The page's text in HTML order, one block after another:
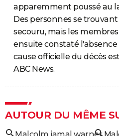
apparemment poussé au
Des personnes se
secouru, mais les
ensuite constaté l'absence
cause officielle du décès
ABC News.
AUTOUR DU MÊME
Malcolm jamal warner